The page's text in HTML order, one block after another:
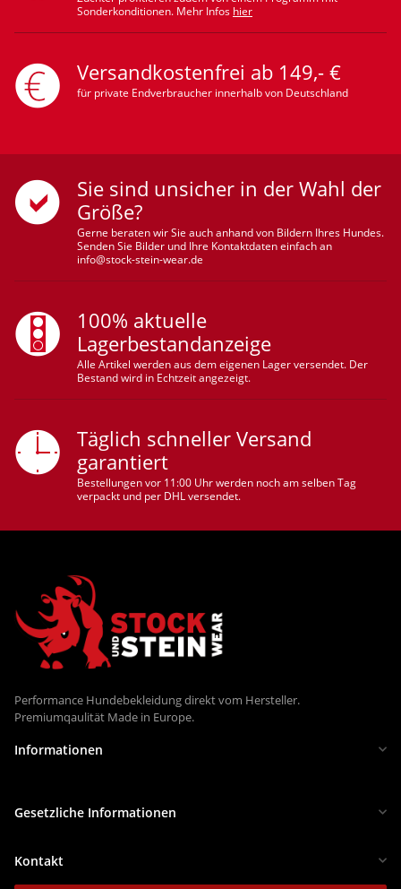
Sonderkonditionen. Mehr Infos hier
Versandkostenfrei ab 149,- €
für private Endverbraucher innerhalb von Deutschland
Sie sind unsicher in der Wahl der
Größe?
Gerne beraten wir Sie auch anhand von Bildern Ihres Hundes.
Senden Sie Bilder und Ihre Kontaktdaten einfach an
info@stock-stein-wear.de
100% aktuelle
Lagerbestandanzeige
Alle Artikel werden aus dem eigenen Lager versendet. Der
Bestand wird in Echtzeit angezeigt.
Täglich schneller Versand
garantiert
Bestellungen vor 11:00 Uhr werden noch am selben Tag
verpackt und per DHL versendet.
Performance Hundebekleidung direkt vom Hersteller.
Premiumqaulität Made in Europe.
Informationen
Gesetzliche Informationen
Kontakt